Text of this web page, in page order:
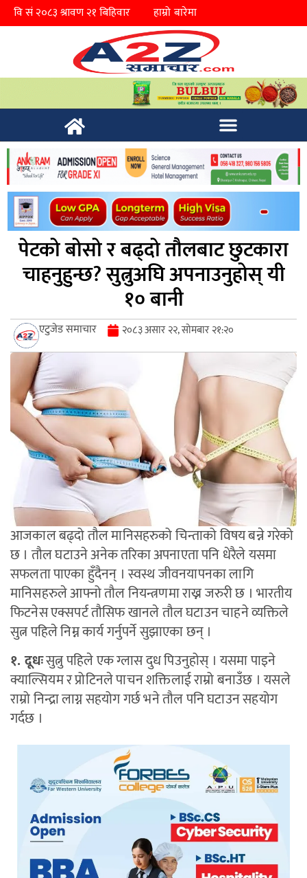
हाम्रो बारेमा
पेटको बोसो र बढ्दो तौलबाट छुटकारा
चाहनुहुन्छ? सुत्नुअघि अपनाउनुहोस् यी
१० बानी
एटुजेड समाचार २०८३ असार २२, सोमबार २१:२०
आजकाल बढ्दो तौल मानिसहरुको चिन्ताको विषय बन्ने गरेको
छ । तौल घटाउने अनेक तरिका अपनाएता पनि धेरैले यसमा
सफलता पाएका हुँदैनन् । स्वस्थ जीवनयापनका लागि
मानिसहरुले आफ्नो तौल नियन्त्रणमा राख्न जरुरी छ । भारतीय
फिटनेस एक्सपर्ट तौसिफ खानले तौल घटाउन चाहने व्यक्तिले
सुत्न पहिले निम्न कार्य गर्नुपर्ने सुझाएका छन् ।
१. दूधःसुत्नु पहिले एक ग्लास दुध पिउनुहोस् । यसमा पाइने
क्याल्सियम र प्रोटिनले पाचन शक्तिलाई राम्रो बनाउँछ । यसले
राम्रो निन्द्रा लाग्न सहयोग गर्छ भने तौल पनि घटाउन सहयोग
गर्दछ ।